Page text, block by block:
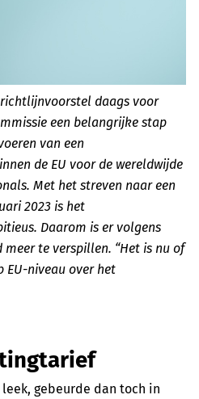
daags voor
een belangrijke stap
van een
de EU voor de wereldwijde
Met het streven naar een
2023 is het
Daarom is er volgens
te verspillen. “Het is nu of
EU-niveau over het
gebeurde dan toch in